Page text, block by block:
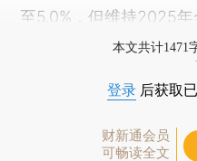
至5.0%，但维持2025年
本文共计1471
登录 后获取
财新通会员
可畅读全文